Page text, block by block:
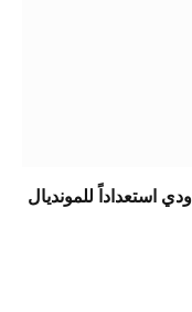
استعداداً للمونديال